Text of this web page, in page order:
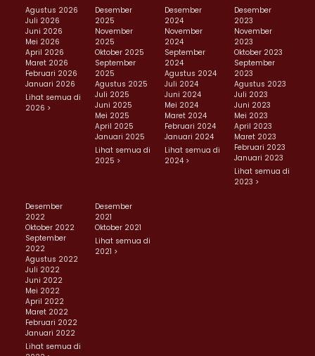
Agustus 2026
Juli 2026
Juni 2026
Mei 2026
April 2026
Maret 2026
Februari 2026
Januari 2026
Lihat semua di
2026 >
Desember
2025
November
2025
Oktober 2025
September
2025
Agustus 2025
Juli 2025
Juni 2025
Mei 2025
April 2025
Januari 2025
Lihat semua di
2025 >
Desember
2024
November
2024
September
2024
Agustus 2024
Juli 2024
Juni 2024
Mei 2024
Maret 2024
Februari 2024
Januari 2024
Lihat semua di
2024 >
Desember
2023
November
2023
Oktober 2023
September
2023
Agustus 2023
Juli 2023
Juni 2023
Mei 2023
April 2023
Maret 2023
Februari 2023
Januari 2023
Lihat semua di
2023 >
Desember
2022
Oktober 2022
September
2022
Agustus 2022
Juli 2022
Juni 2022
Mei 2022
April 2022
Maret 2022
Februari 2022
Januari 2022
Lihat semua di
Desember
2021
Oktober 2021
Lihat semua di
2021 >